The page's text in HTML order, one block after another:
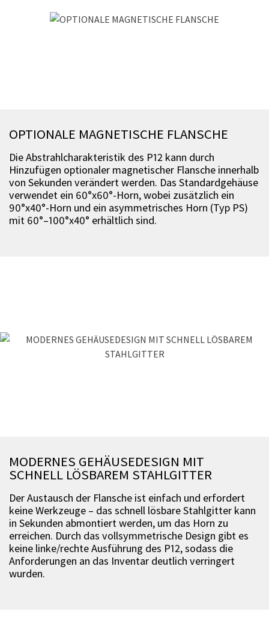
OPTIONALE MAGNETISCHE FLANSCHE
Die Abstrahlcharakteristik des P12 kann durch
Hinzufügen optionaler magnetischer Flansche innerhalb
von Sekunden verändert werden. Das Standardgehäuse
verwendet ein 60°x60°-Horn, wobei zusätzlich ein
90°x40°-Horn und ein asymmetrisches Horn (Typ PS)
mit 60°–100°x40° erhältlich sind.
MODERNES GEHÄUSEDESIGN MIT
SCHNELL LÖSBAREM STAHLGITTER
Der Austausch der Flansche ist einfach und erfordert
keine Werkzeuge – das schnell lösbare Stahlgitter kann
in Sekunden abmontiert werden, um das Horn zu
erreichen. Durch das vollsymmetrische Design gibt es
keine linke/rechte Ausführung des P12, sodass die
Anforderungen an das Inventar deutlich verringert
wurden.